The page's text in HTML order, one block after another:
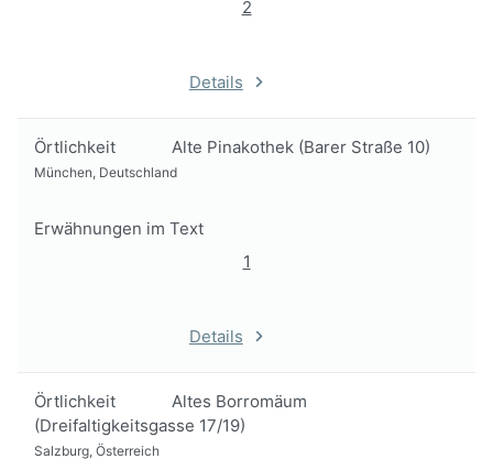
2
Details
Örtlichkeit Alte Pinakothek (Barer Straße 10)
München, Deutschland
Erwähnungen im Text
1
Details
Örtlichkeit
Altes Borromäum
(Dreifaltigkeitsgasse 17/19)
Salzburg, Österreich